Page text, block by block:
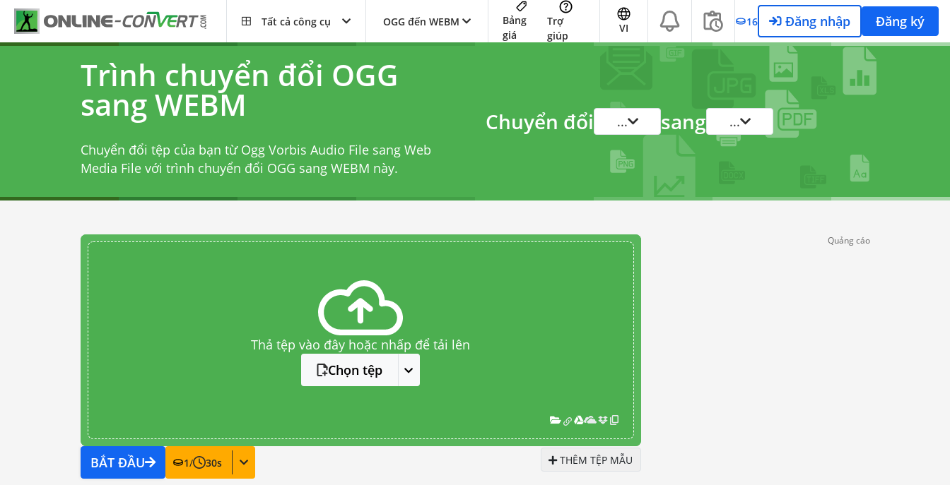
Tất cả công cụ OGG đến WEBM
Bảng
giá
Trợ
giúp
VI 16 Đăng nhập Đăng ký
Trình chuyển đổi OGG
sang WEBM
Chuyển đổi tệp của bạn từ Ogg Vorbis Audio File sang Web
Media File với trình chuyển đổi OGG sang WEBM này.
Chuyển đổi ... sang ...
Thả tệp vào đây hoặc nhấp để tải lên
Chọn tệp
BẮT ĐẦU 1/ 30s THÊM TỆP MẪU
Quảng cáo